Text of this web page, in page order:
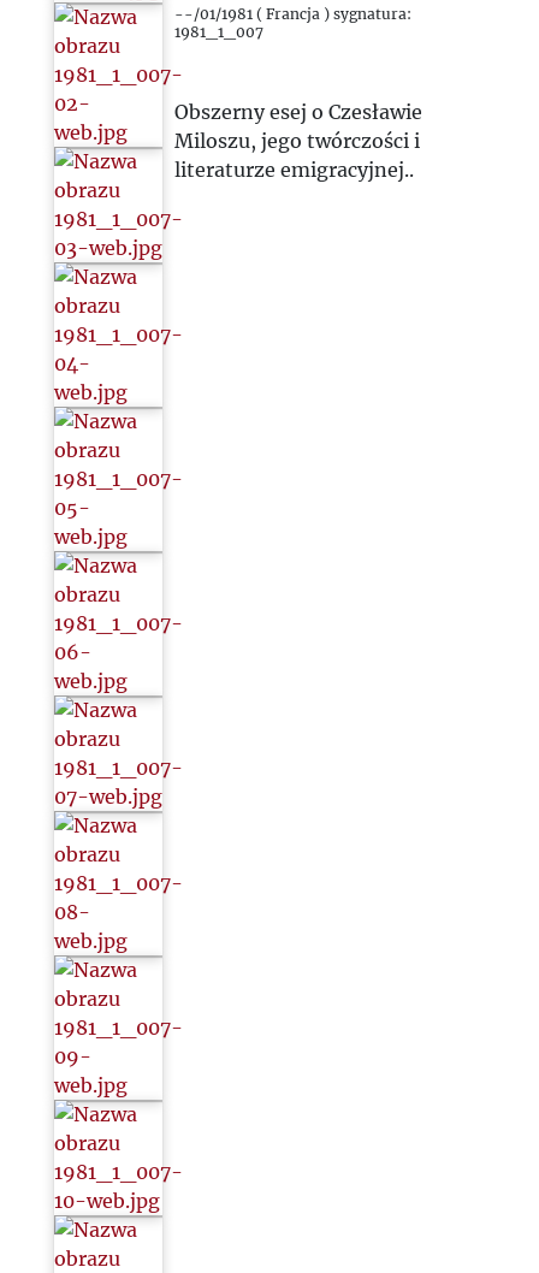
--/01/1981 ( Francja ) sygnatura:
1981_1_007
Obszerny esej o Czesławie
Miloszu, jego twórczości i
literaturze emigracyjnej..